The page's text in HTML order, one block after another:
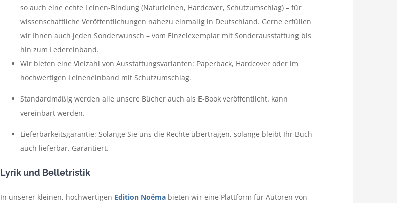
so auch eine echte Leinen-Bindung (Naturleinen, Hardcover, Schutzumschlag) – für
wissenschaftliche Veröffentlichungen nahezu einmalig in Deutschland. Gerne erfüllen
wir Ihnen auch jeden Sonderwunsch – vom Einzelexemplar mit Sonderausstattung bis
hin zum Ledereinband.
Wir bieten eine Vielzahl von Ausstattungsvarianten: Paperback, Hardcover oder im
hochwertigen Leineneinband mit Schutzumschlag.
Standardmäßig werden alle unsere Bücher auch als E-Book veröffentlicht. kann
vereinbart werden.
Lieferbarkeitsgarantie: Solange Sie uns die Rechte übertragen, solange bleibt Ihr Buch
auch lieferbar. Garantiert.
Lyrik und Belletristik
In unserer kleinen, hochwertigen Edition Noëmabieten wir eine Plattform für Autoren von